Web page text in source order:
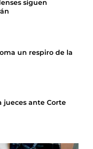
siguen
un respiro de la
jueces ante Corte